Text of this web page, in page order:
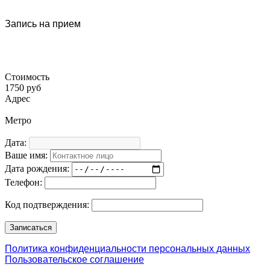
Запись на прием
Стоимость
1750 руб
Адрес
Метро
Дата:
Ваше имя:
Дата рождения:
Телефон:
Код подтверждения:
Политика конфиденциальности персональных данных
Пользовательское соглашение